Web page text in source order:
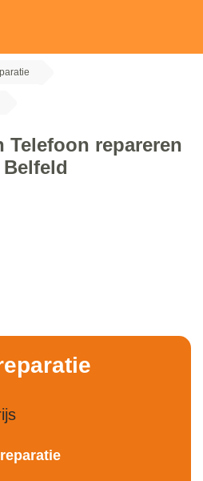
Telefoon repareren